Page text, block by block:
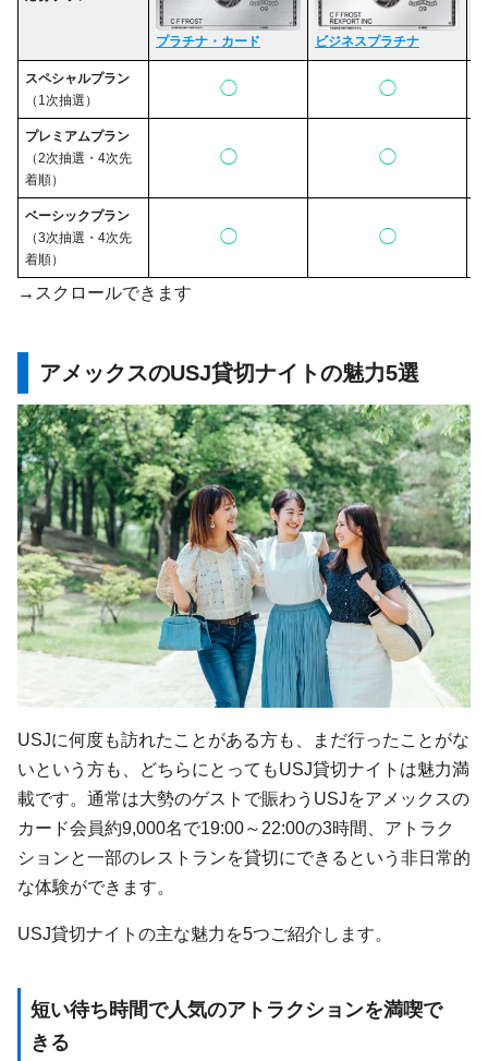
プラチナ・カード ビジネスプラチナ
スペシャルプラン
（1次抽選）
◯ ◯
プレミアムプラン
（2次抽選・4次先
着順）
◯ ◯
ベーシックプラン
（3次抽選・4次先
着順）
◯ ◯
→スクロールできます
アメックスのUSJ貸切ナイトの魅力5選
USJに何度も訪れたことがある方も、まだ行ったことがな
いという方も、どちらにとってもUSJ貸切ナイトは魅力満
載です。通常は大勢のゲストで賑わうUSJをアメックスの
カード会員約9,000名で19:00～22:00の3時間、アトラク
ションと一部のレストランを貸切にできるという非日常的
な体験ができます。
USJ貸切ナイトの主な魅力を5つご紹介します。
短い待ち時間で人気のアトラクションを満喫で
きる